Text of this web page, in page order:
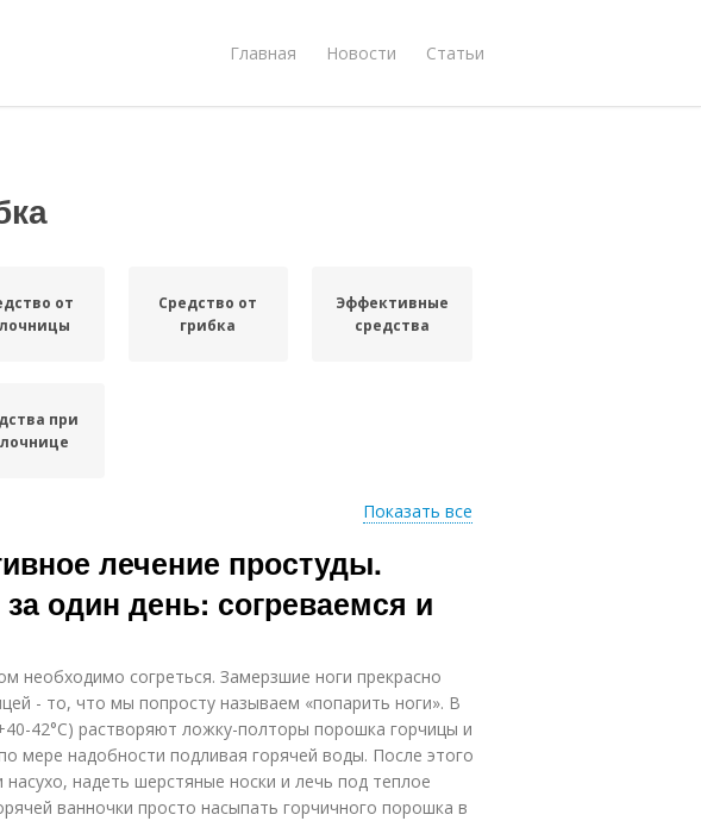
Главная Новости Статьи
от
Средство от
грибка
Эффективные
средства
при
Показать все
лечение простуды.
один день: согреваемся и
необходимо согреться. Замерзшие ноги прекрасно
- то, что мы попросту называем «попарить ноги». В
42°С) растворяют ложку-полторы порошка горчицы и
мере надобности подливая горячей воды. После этого
надеть шерстяные носки и лечь под теплое
ванночки просто насыпать горчичного порошка в